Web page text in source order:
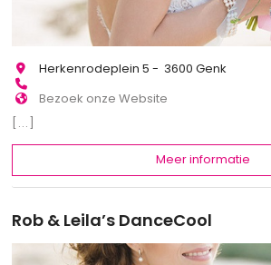
Herkenrodeplein 5 - 3600 Genk
Bezoek onze Website
[...]
Meer informatie
Rob & Leila’s DanceCool